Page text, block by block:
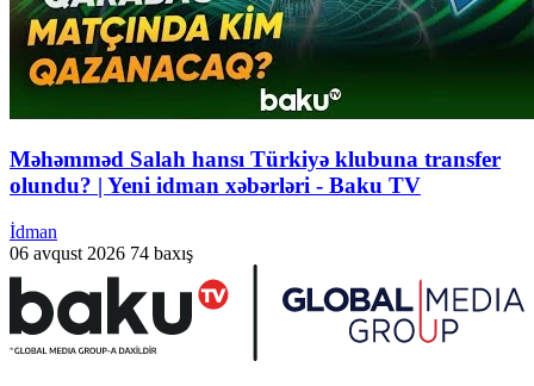
Məhəmməd Salah hansı Türkiyə klubuna transfer
olundu? | Yeni idman xəbərləri - Baku TV
İdman
06 avqust 2026 74 baxış